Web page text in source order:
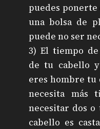
puedes
una bolsa de
puede no ser
3) El tiempo
de tu cabello
eres hombre tu
necesita más
necesitar dos o
cabello es